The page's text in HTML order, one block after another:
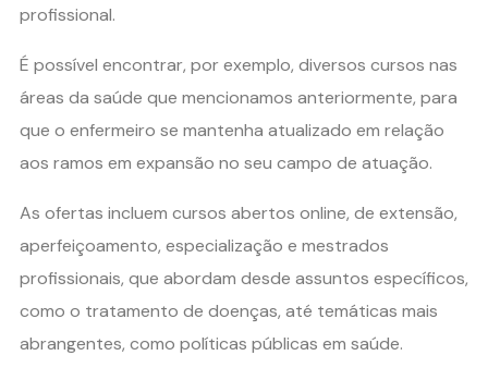
profissional.
É possível encontrar, por exemplo, diversos cursos nas
áreas da saúde que mencionamos anteriormente, para
que o enfermeiro se mantenha atualizado em relação
aos ramos em expansão no seu campo de atuação.
As ofertas incluem cursos abertos online, de extensão,
aperfeiçoamento, especialização e mestrados
profissionais, que abordam desde assuntos específicos,
como o tratamento de doenças, até temáticas mais
abrangentes, como políticas públicas em saúde.